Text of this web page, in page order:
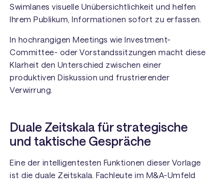
Swimlanes visuelle Unübersichtlichkeit und helfen
Ihrem Publikum, Informationen sofort zu erfassen.
In hochrangigen Meetings wie Investment-
Committee- oder Vorstandssitzungen macht diese
Klarheit den Unterschied zwischen einer
produktiven Diskussion und frustrierender
Verwirrung.
Duale Zeitskala für strategische
und taktische Gespräche
Eine der intelligentesten Funktionen dieser Vorlage
ist die duale Zeitskala. Fachleute im M&A-Umfeld